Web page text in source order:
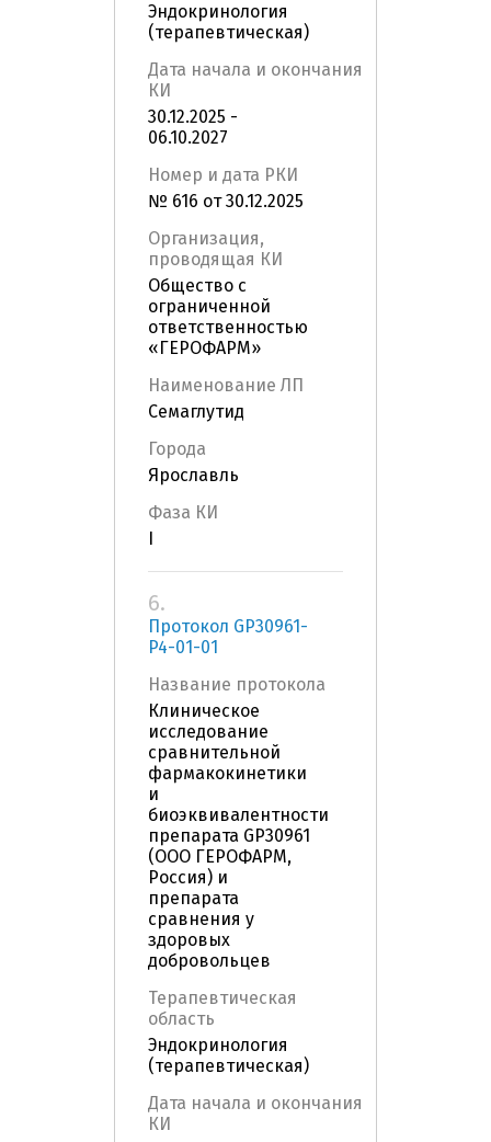
Эндокринология
(терапевтическая)
Дата начала и окончания
КИ
30.12.2025 -
06.10.2027
Номер и дата РКИ
№ 616 от 30.12.2025
Организация,
проводящая КИ
Общество с
ограниченной
ответственностью
«ГЕРОФАРМ»
Наименование ЛП
Семаглутид
Города
Ярославль
Фаза КИ
6.
Протокол GP30961-
P4-01-01
Название протокола
Клиническое
исследование
сравнительной
фармакокинетики
и
биоэквивалентности
препарата GP30961
(ООО ГЕРОФАРМ,
Россия) и
препарата
сравнения у
здоровых
добровольцев
Терапевтическая
область
Эндокринология
(терапевтическая)
Дата начала и окончания
КИ